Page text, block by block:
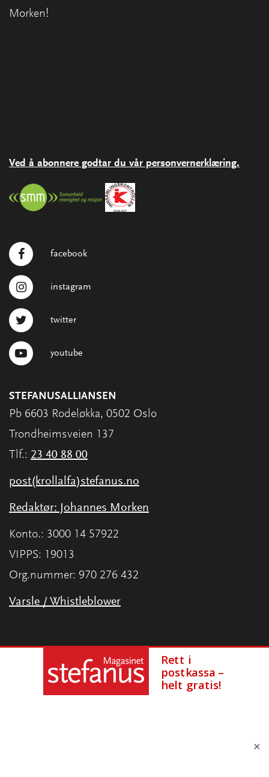
Morken!
Ved å abonnere godtar du vår personvernerklæring.
facebook
instagram
twitter
youtube
STEFANUSALLIANSEN
Pb 6603 Rodeløkka, 0502 Oslo
Trondheimsveien 137
Tlf.: 23 40 88 00
post(krollalfa)stefanus.no
Redaktør: Johannes Morken
Konto.: 3000 14 57922
VIPPS: 19013
Org.nummer: 970 276 432
Varsle / Whistleblower
×